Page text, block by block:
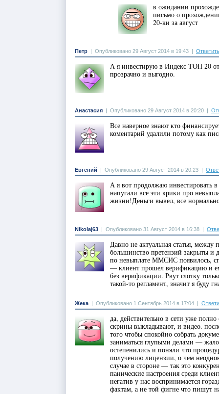
в ожидании
письмо о
20-ки за август
Петр | Опубликовано 29 Август 2014 в 19:43 | Ответить
А я инвестирую в Индекс ТОП 20
прозрачно и выгодно.
Анастасия | Опубликовано 29 Август 2014 в 20:20 |
Все наверное знают кто
коментарий удалили потому как
Евгений | Опубликовано 29 Август 2014 в 20:23 |
А я вот продолжаю инвестировать
напугали все эти крики про
жизни!Деньги вывел, все
Nikolaj63 | Опубликовано 31 Август 2014 в 16:38 |
Давно не актуальная статья,
большинство претензий закрыты
по невыплате ММСИС появилось,
— клиент прошел верификацию и
без верификации. Рвут глотку
такой-то регламент, значит я буду
Жека | Опубликовано 1 Сентябрь 2014 в 17:04 |
да, действительно в сети уже
скрины выкладывают, и видео.
того чтобы спокойно собрать
заниматься глупыми делами —
остепенились и поняли что
получению лицензии, о чем
случае в стороне — так это
панические настроения среди
негатив у нас воспринимается
фактам, а не той фигне что пишут